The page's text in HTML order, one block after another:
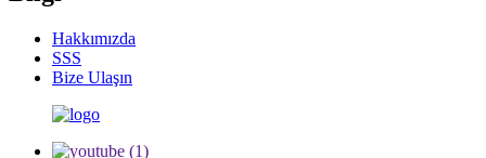
Hakkımızda
SSS
Bize Ulaşın